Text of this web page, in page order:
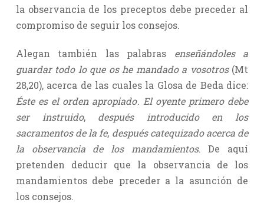
la observancia de los preceptos debe preceder al
compromiso de seguir los consejos.
Alegan también las palabras enseñándoles a
guardar todo lo que os he mandado a vosotros (Mt
28,20), acerca de las cuales la Glosa de Beda dice:
Éste es el orden apropiado. El oyente primero debe
ser instruido,después introducido en los
sacramentos de la fe, después catequizado acerca de
la observancia de los mandamientos. De aquí
pretenden deducir que la observancia de los
mandamientos debe preceder a la asunción de
los consejos.